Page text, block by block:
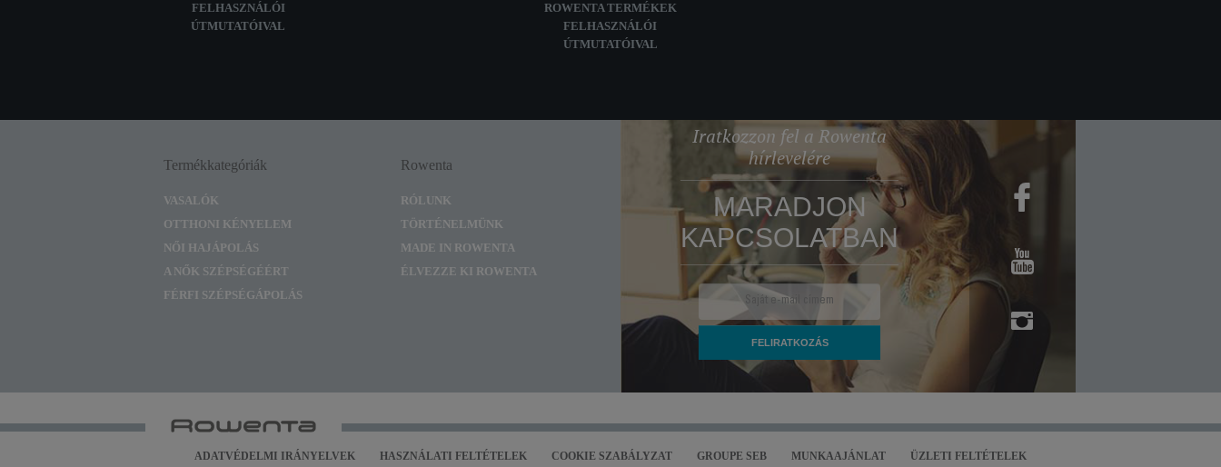
FELHASZNÁLÓI
ÚTMUTATÓIVAL
ROWENTA TERMÉKEK
FELHASZNÁLÓI
ÚTMUTATÓIVAL
Termékkategóriák
VASALÓK
OTTHONI KÉNYELEM
NŐI HAJÁPOLÁS
A NŐK SZÉPSÉGÉÉRT
FÉRFI SZÉPSÉGÁPOLÁS
Rowenta
RÓLUNK
TÖRTÉNELMÜNK
MADE IN ROWENTA
ÉLVEZZE KI ROWENTA
Iratkozzon fel a Rowenta
hírlevelére
MARADJON
KAPCSOLATBAN
ADATVÉDELMI IRÁNYELVEK HASZNÁLATI FELTÉTELEK COOKIE SZABÁLYZAT GROUPE SEB MUNKAAJÁNLAT ÜZLETI FELTÉTELEK